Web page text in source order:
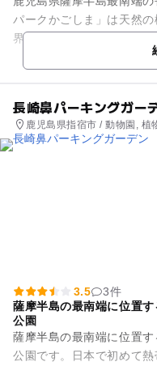
パークかごしま」は天然
界各地の植物が楽しめる
な敷地には、開聞岳を背...
長崎鼻パーキングガー
鹿児島県指宿市 / 動物園, 植
3.5
3件
薩摩半島の最南端に位置
公園
薩摩半島の最南端に位置
公園です。日本で初めて熱